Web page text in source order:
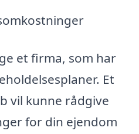
et firma, som har
Et
vil kunne rådgive
for din ejendom